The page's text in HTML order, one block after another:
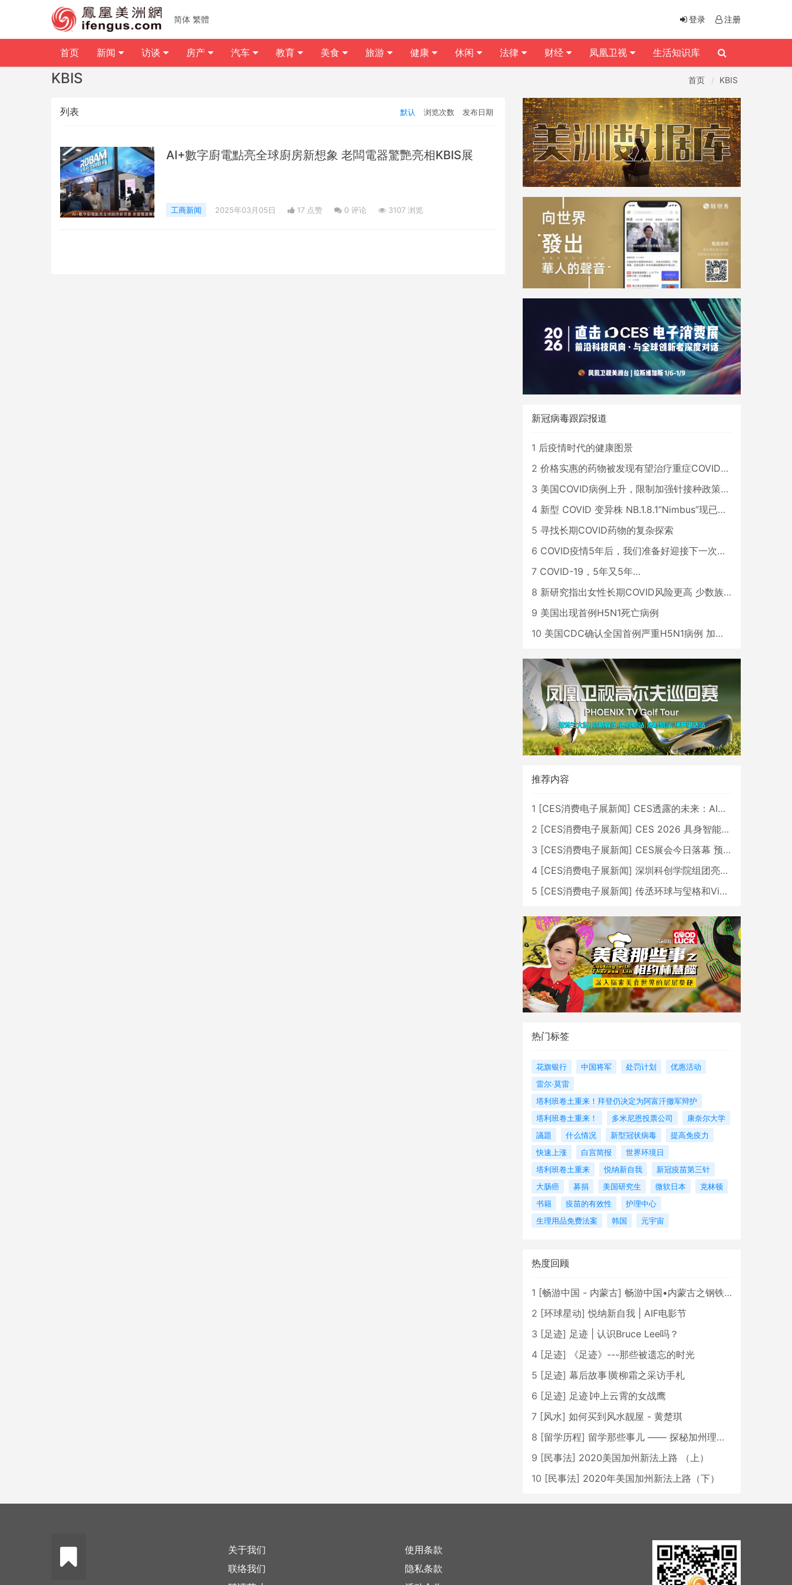
KBIS 首页 KBIS
列表 默认 浏览次数 发布日期
AI+數字廚電點亮全球廚房新想象 老闆電器驚艷亮相KBIS展
工商新闻 2025年03月05日 17 点赞 0 评论 3107 浏览
新冠病毒跟踪报道
1 后疫情时代的健康图景
2 价格实惠的药物被发现有望治疗重症COVID患者
3 美国COVID病例上升，限制加强针接种政策即将出台
4 新型 COVID 变异株 NB.1.8.1“Nimbus”现已在美国占据主导地位
5 寻找长期COVID药物的复杂探索
6 COVID疫情5年后，我们准备好迎接下一次大流行了吗？
7 COVID-19，5年又5年…
8 新研究指出女性长期COVID风险更高 少数族裔儿童存在差异
9 美国出现首例H5N1死亡病例
10 美国CDC确认全国首例严重H5N1病例 加州进入紧急状态
推荐内容
1 [CES消费电子展新闻] CES透露的未来：AI、机器人与智能生活大爆发
2 [CES消费电子展新闻] CES 2026 具身智能与创新领域 中国公司大放异彩
3 [CES消费电子展新闻] CES展会今日落幕 预计2026行业收入将超五千亿美元
4 [CES消费电子展新闻] 深圳科创学院组团亮相CES 广受好评
5 [CES消费电子展新闻] 传丞环球与玺格和VibeLens共同推出全新耳机
热门标签
花旗银行 中国将军 处罚计划
优惠活动
雷尔·莫雷
塔利班卷土重来！拜登仍决定为阿富汗撤军辩护
塔利班卷土重来！
多米尼恩投票公司
康奈尔大学
議題
什么情况 新型冠状病毒
提高免疫力
快速上涨
白宫简报
世界环境日
塔利班卷土重来
悦纳新自我
新冠疫苗第三针
大肠癌
募捐 美国研究生 微软日本
克林顿
书籍
疫苗的有效性
护理中心
生理用品免费法案
韩国 元宇宙
热度回顾
1 [畅游中国 - 内蒙古] 畅游中国•内蒙古之钢铁骄子，魅力包头
2 [环球星动] 悦纳新自我 | AIF电影节
3 [足迹] 足迹 | 认识Bruce Lee吗？
4 [足迹]
《足迹》---那些被遗忘的时光
5 [足迹] 幕后故事∣黄柳霜之采访手札
6 [足迹] 足迹∣冲上云霄的女战鹰
7 [风水] 如何买到风水靓屋 - 黄楚琪
8 [留学历程] 留学那些事儿 —— 探秘加州理工学院Caltech博士生活 [上集]
9 [民事法] 2020美国加州新法上路 （上）
10 [民事法] 2020年美国加州新法上路（下）
简体 繁體 登录 注册
首页 新闻 访谈 房产 汽车 教育 美食 旅游 健康 休闲 法律 财经 凤凰卫视 生活知识库
关于我们
联络我们
使用条款
隐私条款